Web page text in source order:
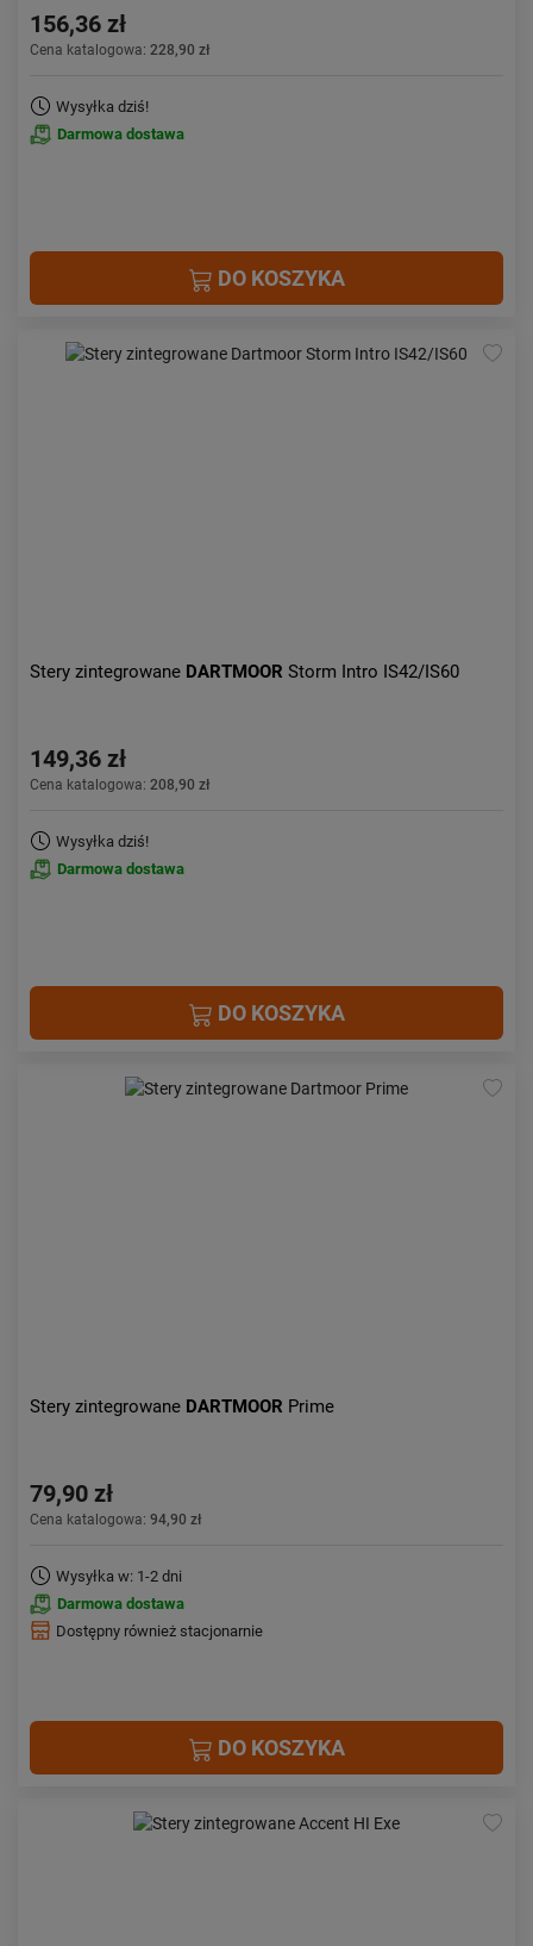
156,36 zł
Cena katalogowa: 228,90 zł
Wysyłka dziś!
Darmowa dostawa
DO KOSZYKA
Stery zintegrowane DARTMOOR Storm Intro IS42/IS60
149,36 zł
Cena katalogowa: 208,90 zł
Wysyłka dziś!
Darmowa dostawa
DO KOSZYKA
Stery zintegrowane DARTMOOR Prime
79,90 zł
Cena katalogowa: 94,90 zł
Wysyłka w: 1-2 dni
Darmowa dostawa
Dostępny również stacjonarnie
DO KOSZYKA